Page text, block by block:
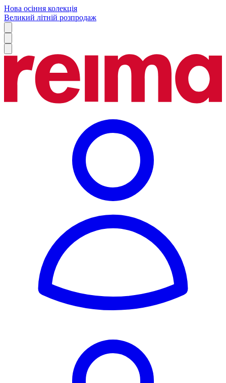
Нова осіння колекція
Великий літній розпродаж